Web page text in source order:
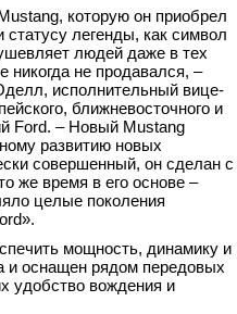
которую он приобрел
легенды, как символ
людей даже в тех
никогда не продавался, –
исполнительный вице-
ближневосточного и
Ford. – Новый Mustang
развитию новых
совершенный, он сделан с
же время в его основе –
целые поколения
мощность, динамику и
и оснащен рядом передовых
удобство вождения и